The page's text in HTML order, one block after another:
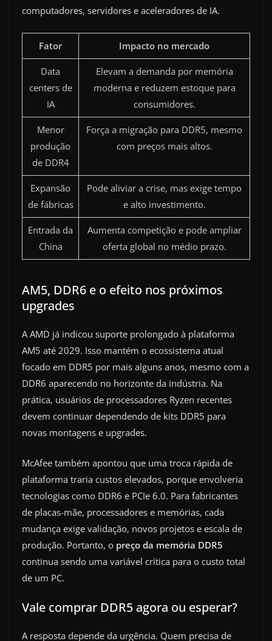
computadores, servidores e aceleradores de IA.
Fator Impacto no mercado
Data
centers de
IA
Elevam a demanda por memória
moderna e reduzem estoque para
consumidores.
Menor
produção
de DDR4
Força a migração para DDR5, mesmo
com preços mais altos.
Expansão
de fábricas
Pode aliviar a crise, mas exige tempo
e alto investimento.
Entrada da
China
Aumenta competição e pode ampliar
oferta global no médio prazo.
AM5, DDR6 e o efeito nos próximos
upgrades
A AMD já indicou suporte prolongado à plataforma
AM5 até 2029. Isso mantém o ecossistema atual
focado em DDR5 por mais alguns anos, mesmo com a
DDR6 aparecendo no horizonte da indústria. Na
prática, usuários de processadores Ryzen recentes
devem continuar dependendo de kits DDR5 para
novas montagens e upgrades.
McAfee também apontou que uma troca rápida de
plataforma traria custos elevados, porque envolveria
tecnologias como DDR6 e PCIe 6.0. Para fabricantes
de placas-mãe, processadores e memórias, cada
mudança exige validação, novos projetos e escala de
produção. Portanto, o preço da memória DDR5
continua sendo uma variável crítica para o custo total
de um PC.
Vale comprar DDR5 agora ou esperar?
A resposta depende da urgência. Quem precisa de